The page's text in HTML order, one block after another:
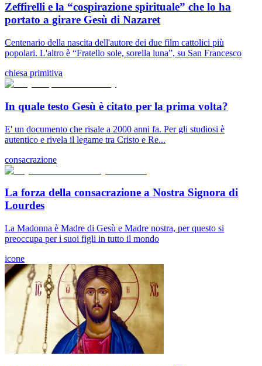
Zeffirelli e la “cospirazione spirituale” che lo ha
portato a girare Gesù di Nazaret
Centenario della nascita dell'autore dei due film cattolici più
popolari. L'altro è “Fratello sole, sorella luna”, su San Francesco
chiesa primitiva
In quale testo Gesù è citato per la prima volta?
E' un documento che risale a 2000 anni fa. Per gli studiosi è
autentico e rivela il legame tra Cristo e Re...
consacrazione
La forza della consacrazione a Nostra Signora di
Lourdes
La Madonna è Madre di Gesù e Madre nostra, per questo si
preoccupa per i suoi figli in tutto il mondo
icone